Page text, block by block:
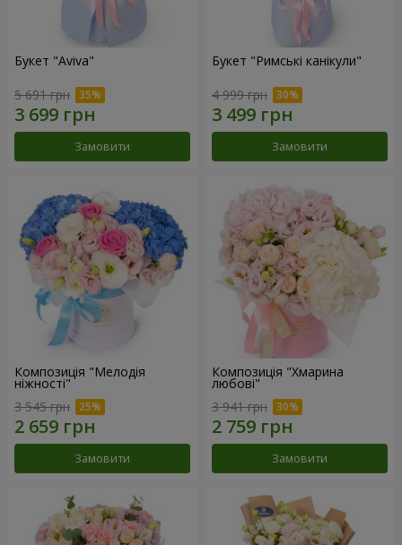
Букет "Aviva"
5 691 грн
Замовити
Букет "Римські канікули"
4 999 грн
Замовити
Композиція "Мелодія
ніжності"
3 545 грн
Замовити
Композиція "Хмарина
любові"
3 941 грн
Замовити